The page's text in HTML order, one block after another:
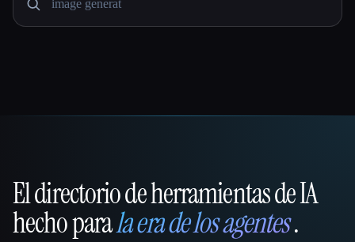
That AI Collection
El directorio de herramientas de IA
hecho parala era de los agentes.